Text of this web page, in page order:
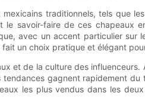
traditionnels, tels que
savoir-faire de ces chapeaux
avec un accent particulier sur
un choix pratique et élégant
et de la culture des influenceurs.
gagnent rapidement
les plus vendus dans les